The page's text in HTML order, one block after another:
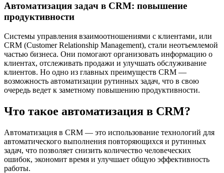
Автоматизация задач в CRM: повышение
продуктивности
Системы управления взаимоотношениями с клиентами, или
CRM (Customer Relationship Management), стали неотъемлемой
частью бизнеса. Они помогают организовать информацию о
клиентах, отслеживать продажи и улучшать обслуживание
клиентов. Но одно из главных преимуществ CRM —
возможность автоматизации рутинных задач, что в свою
очередь ведет к заметному повышению продуктивности.
Что такое автоматизация в CRM?
Автоматизация в CRM — это использование технологий для
автоматического выполнения повторяющихся и рутинных
задач, что позволяет снизить количество человеческих
ошибок, экономит время и улучшает общую эффективность
работы.